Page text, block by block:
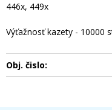
446x, 449x
Výťažnosť kazety - 10000
Obj. čislo: